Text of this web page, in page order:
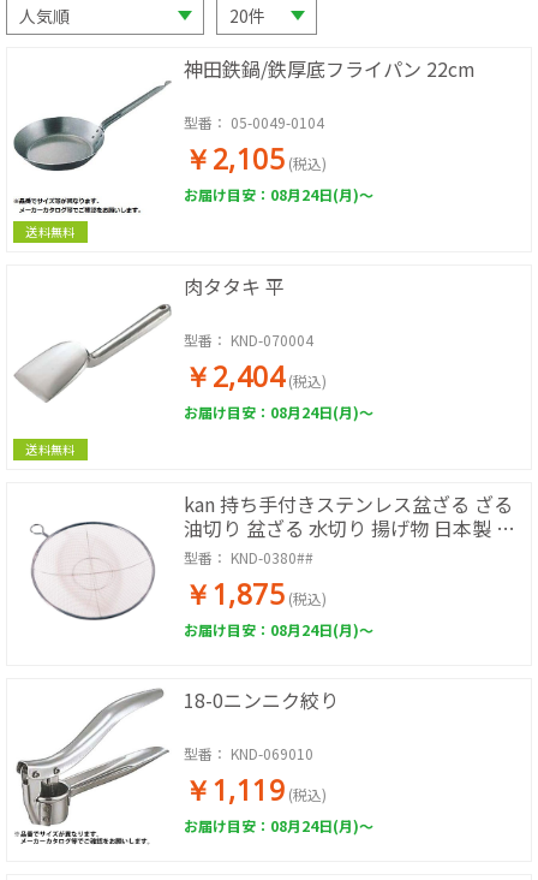
送料無料
神田鉄鍋/鉄厚底フライパン 22cm
型番： 05-0049-0104
￥2,105 (税込)
お届け目安：08月24日(月)～
送料無料
肉タタキ 平
型番： KND-070004
￥2,404 (税込)
お届け目安：08月24日(月)～
kan 持ち手付きステンレス盆ざる ざる
油切り 盆ざる 水切り 揚げ物 日本製 リ
ング付
型番： KND-0380##
￥1,875 (税込)
お届け目安：08月24日(月)～
18-0ニンニク絞り
型番： KND-069010
￥1,119 (税込)
お届け目安：08月24日(月)～